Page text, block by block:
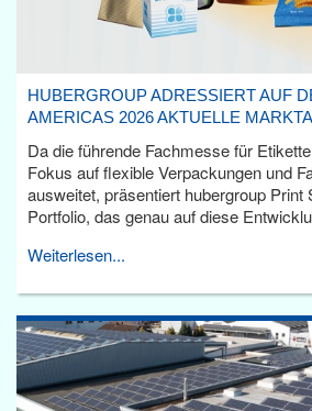
HUBERGROUP ADRESSIERT AUF
AMERICAS 2026 AKTUELLE
Da die führende Fachmesse für
Fokus auf flexible Verpackungen und
ausweitet, präsentiert hubergroup Print
Portfolio, das genau auf diese
Weiterlesen...